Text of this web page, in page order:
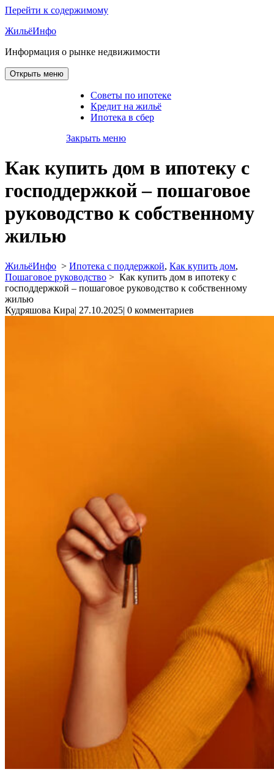
Перейти к содержимому
ЖильёИнфо
Информация о рынке недвижимости
Открыть меню
Советы по ипотеке
Кредит на жильё
Ипотека в сбер
Закрыть меню
Как купить дом в ипотеку с
господдержкой – пошаговое
руководство к собственному
жилью
ЖильёИнфо > Ипотека с поддержкой, Как купить дом,
Пошаговое руководство > Как купить дом в ипотеку с
господдержкой – пошаговое руководство к собственному
жилью
Кудряшова Кира| 27.10.2025| 0 комментариев